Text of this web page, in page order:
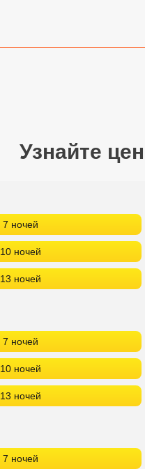
Узнайте
7 ночей
10 ночей
13 ночей
7 ночей
10 ночей
13 ночей
7 ночей